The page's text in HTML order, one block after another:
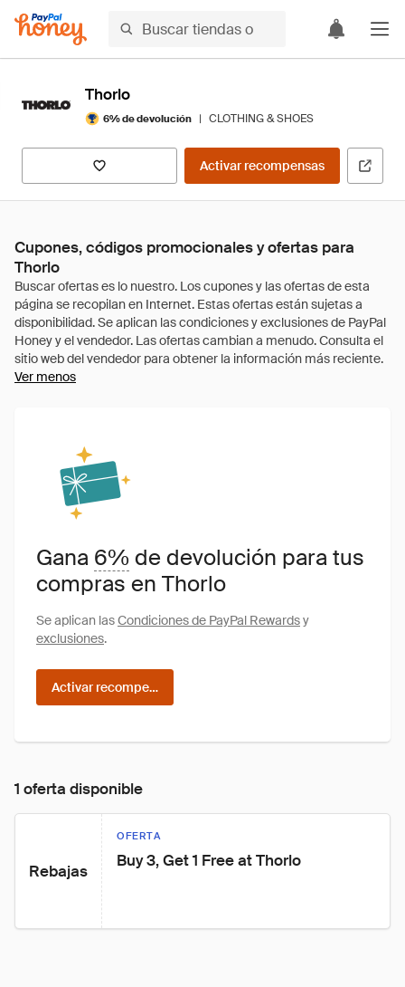
Thorlo
6% de devolución | CLOTHING & SHOES
Activar recompensas
Cupones, códigos promocionales y ofertas para
Thorlo
Ver menos
Gana 6% de devolución para tus
compras en Thorlo
Se aplican lasCondiciones de PayPal Rewardsy
exclusiones.
Activar recompensas
1 oferta disponible
Rebajas
OFERTA
Buy 3, Get 1 Free at Thorlo